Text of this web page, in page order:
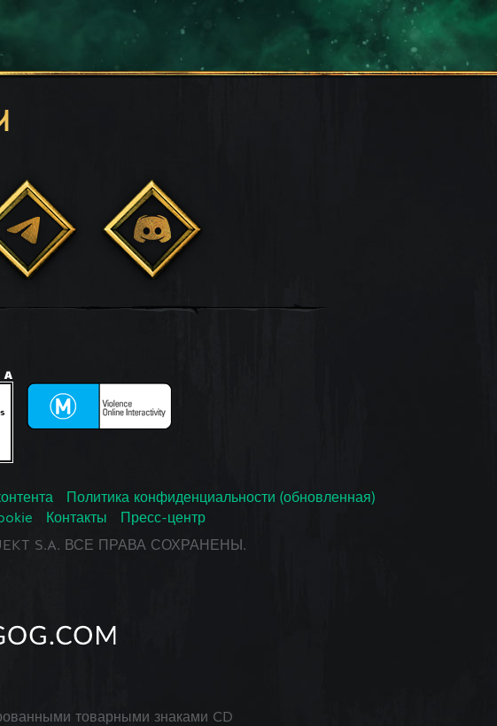
Политика конфиденциальности (обновленная)
Контакты
Пресс-центр
S.A. ВСЕ ПРАВА СОХРАНЕНЫ.
товарными знаками CD